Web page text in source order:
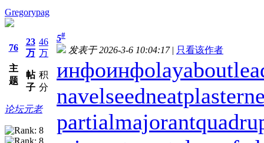
Gregorypag
76
主
题
23
万
帖
子
46
万
积
分
论坛元老
5#
发表于 2026-3-6 10:04:17 | 只看该作者
инфоинфоlayabout
navelseedneatplaster
partialmajorant